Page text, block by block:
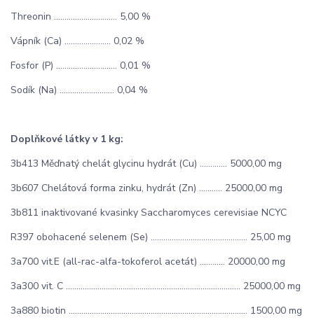
Threonin .............................. 5,00 %
Vápník (Ca) ...................... 0,02 %
Fosfor (P) ............................. 0,01 %
Sodík (Na) .......................... 0,04 %
Doplňkové látky v 1 kg:
3b413 Měďnatý chelát glycinu hydrát (Cu) ............. 5000,00 mg
3b607 Chelátová forma zinku, hydrát (Zn) ........... 25000,00 mg
3b811 inaktivované kvasinky Saccharomyces cerevisiae NCYC
R397 obohacené selenem (Se) .............................................. 25,00 mg
3a700 vit.E (all-rac-alfa-tokoferol acetát) ............ 20000,00 mg
3a300 vit. C ................................................................................... 25000,00 mg
3a880 biotin ..................................................................................... 1500,00 mg